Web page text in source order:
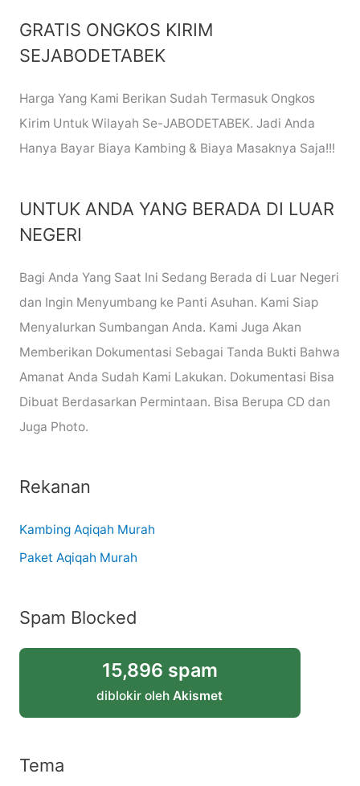
GRATIS ONGKOS KIRIM
SEJABODETABEK
Harga Yang Kami Berikan Sudah Termasuk Ongkos
Kirim Untuk Wilayah Se-JABODETABEK. Jadi Anda
Hanya Bayar Biaya Kambing & Biaya Masaknya Saja!!!
UNTUK ANDA YANG BERADA DI LUAR
NEGERI
Bagi Anda Yang Saat Ini Sedang Berada di Luar Negeri
dan Ingin Menyumbang ke Panti Asuhan. Kami Siap
Menyalurkan Sumbangan Anda. Kami Juga Akan
Memberikan Dokumentasi Sebagai Tanda Bukti Bahwa
Amanat Anda Sudah Kami Lakukan. Dokumentasi Bisa
Dibuat Berdasarkan Permintaan. Bisa Berupa CD dan
Juga Photo.
Rekanan
Kambing Aqiqah Murah
Paket Aqiqah Murah
Spam Blocked
15,896 spam
diblokir olehAkismet
Tema